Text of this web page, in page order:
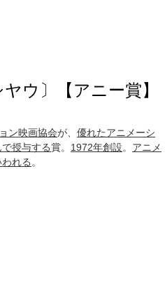
ウ〕【アニー賞】
ン映画協会が、 優れたアニメーシ
で授与する賞。 1972年創設。 アニメ
われる 。